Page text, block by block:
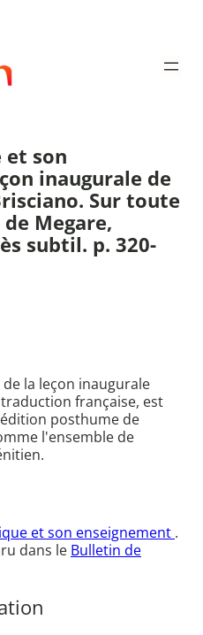
et son
inaugurale de
Sur toute
Megare,
subtil. p. 320-
la leçon inaugurale
française, est
posthume de
l'ensemble de
et son enseignement .
dans le Bulletin de